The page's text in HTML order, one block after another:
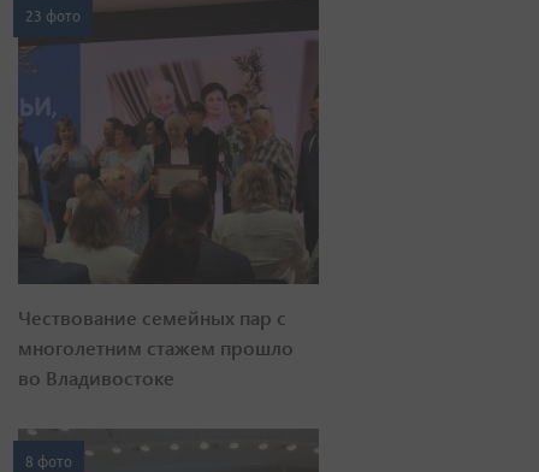
23 фото
Чествование семейных пар с
многолетним стажем прошло
во Владивостоке
8 фото